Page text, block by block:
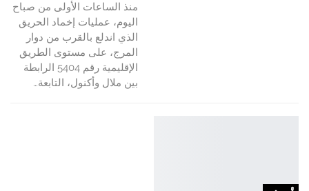
منذ الساعات الأولى من صباح
اليوم، عمليات إخماد الحريق
الذي اندلع بالقرب من دوار
المرج، على مستوى الطريق
الإقليمية رقم 5404 الرابطة
بين ملال وأكنول، التابعة…